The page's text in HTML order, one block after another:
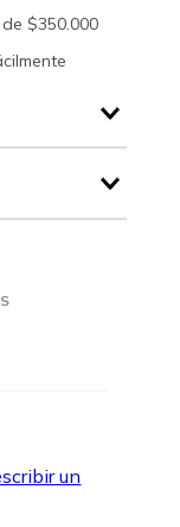
$350.000
un